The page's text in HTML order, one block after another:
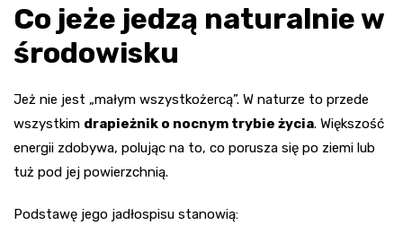
Co jeże jedzą naturalnie w
środowisku
Jeż nie jest „małym wszystkożercą”. W naturze to przede
wszystkim drapieżnik o nocnym trybie życia. Większość
energii zdobywa, polując na to, co porusza się po ziemi lub
tuż pod jej powierzchnią.
Podstawę jego jadłospisu stanowią: